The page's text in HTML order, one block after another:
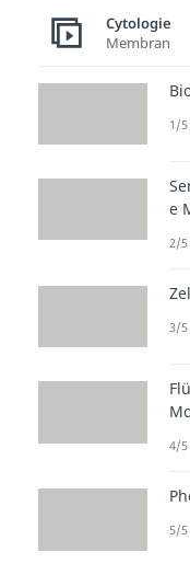
Cytologie
Membran
1/5
e
2/5
3/5
4/5
5/5